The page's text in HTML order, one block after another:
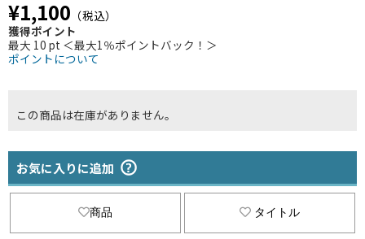
¥1,100 （税込）
獲得ポイント
最大 10 pt ＜最大1％ポイントバック！＞
ポイントについて
この商品は在庫がありません。
お気に入りに追加
商品 タイトル